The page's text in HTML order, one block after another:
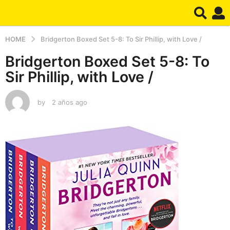
HOME Bridgerton Boxed Set 5-8: To Sir Phillip, with Love /
Bridgerton Boxed Set 5-8: To
Sir Phillip, with Love /
by 2 años ago
o
g
o